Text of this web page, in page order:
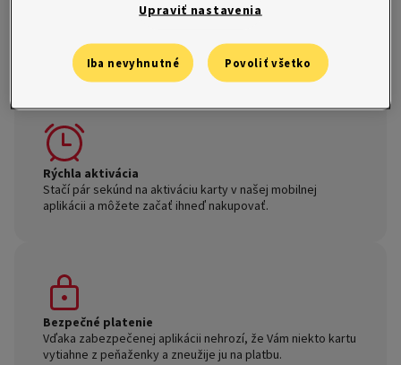
Vedenie virtuálnej karty vás nič
nestojí
Rýchla aktivácia
Stačí pár sekúnd na aktiváciu karty v našej mobilnej
aplikácii a môžete začať ihneď nakupovať.
Bezpečné platenie
Vďaka zabezpečenej aplikácii nehrozí, že Vám niekto kartu
vytiahne z peňaženky a zneužije ju na platbu.
Upraviť nastavenia
Iba nevyhnutné Povoliť všetko